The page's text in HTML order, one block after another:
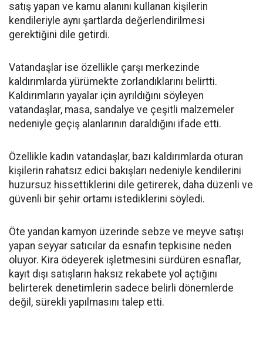
satış yapan ve kamu alanını kullanan kişilerin
kendileriyle aynı şartlarda değerlendirilmesi
gerektiğini dile getirdi.
Vatandaşlar ise özellikle çarşı merkezinde
kaldırımlarda yürümekte zorlandıklarını belirtti.
Kaldırımların yayalar için ayrıldığını söyleyen
vatandaşlar, masa, sandalye ve çeşitli malzemeler
nedeniyle geçiş alanlarının daraldığını ifade etti.
Özellikle kadın vatandaşlar, bazı kaldırımlarda oturan
kişilerin rahatsız edici bakışları nedeniyle kendilerini
huzursuz hissettiklerini dile getirerek, daha düzenli ve
güvenli bir şehir ortamı istediklerini söyledi.
Öte yandan kamyon üzerinde sebze ve meyve satışı
yapan seyyar satıcılar da esnafın tepkisine neden
oluyor. Kira ödeyerek işletmesini sürdüren esnaflar,
kayıt dışı satışların haksız rekabete yol açtığını
belirterek denetimlerin sadece belirli dönemlerde
değil, sürekli yapılmasını talep etti.